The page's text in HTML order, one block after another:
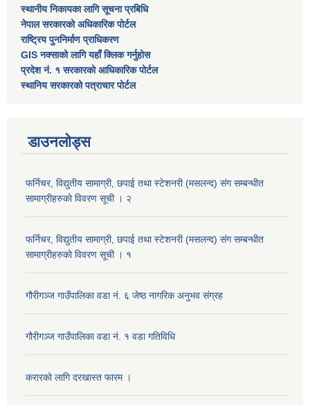
स्थानीय निकायका लागि सूचना प्रबिधि
नेपाल सरकारको अधिकारिक पोर्टल
राष्ट्रिय पुननिर्माण प्राधिकरण
GIS नक्साको लागि यहाँ क्लिक गर्नुहोस
प्रदेश नं. १ सरकारको आधिकारिक पोर्टल
स्थानिय सरकारको पत्राचार पोर्टल
डाउनलोड्स
फर्निचर, विद्युतीय सामाग्री, छपाई तथा स्टेशनरी (मसलन्द) संग सम्बन्धीत
सामाग्रीहरुको विवरण सूची । २
फर्निचर, विद्युतीय सामाग्री, छपाई तथा स्टेशनरी (मसलन्द) संग सम्बन्धीत
सामाग्रीहरुको विवरण सूची । १
गौरीगञ्‍ज गाउँपालिका वडा नं. ६ जेष्ठ नागरिक अनुभव संग्रह
गौरीगञ्‍ज गाउँपालिका वडा नं. १ वडा गतिविधि
करारको लागि दरखास्त फारम ।